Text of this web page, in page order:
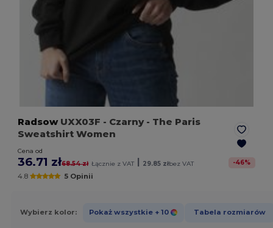
RadsowUXX03F - Czarny- The Paris
Sweatshirt Women
Cena od
36.71 zł68.54 zł Łącznie z VAT | 29.85 złbez VAT -46%
4.8 5 Opinii
Wybierz kolor: Pokaż wszystkie + 10 Tabela rozmiarów